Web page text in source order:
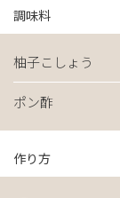
調味料
柚子こしょう
ポン酢
作り方